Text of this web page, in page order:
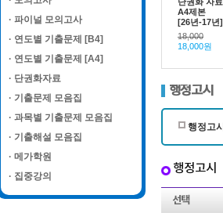
· 파이널 모의고사
· 연도별 기출문제 [B4]
· 연도별 기출문제 [A4]
· 단권화자료
· 기출문제 모음집
· 과목별 기출문제 모음집
· 기출해설 모음집
· 메가학원
· 집중강의
A4제본
[26년-17년]
18,000
18,000원
행정고시
행정고시
행정고시
선택